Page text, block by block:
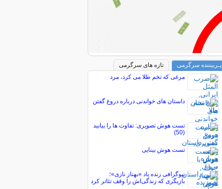
پـربیننده سرگرمی
تازه های سرگرمی
مرغی که تخم طلا می کرد، مرد
داستان های خواندنی درباره دروغ گفتن
تست هوش تصویری: تفاوت ها را بیابید
(50)
تست هوش بینایی
بیوگرافی زنده یاد «بهناز نازی»؛
بازیگری که زندگی‌اش را وقف تئاتر کرد